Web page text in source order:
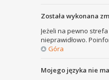
Została wykonana
Jeżeli na pewno
nieprawidłowo.
Góra
Mojego języka nie